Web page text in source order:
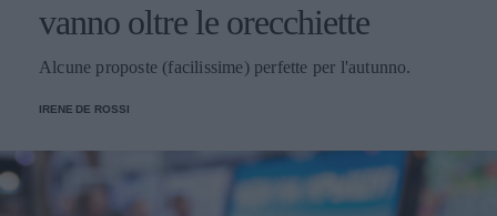
vanno oltre le orecchiette
Alcune proposte (facilissime) perfette per l'autunno.
IRENE DE ROSSI